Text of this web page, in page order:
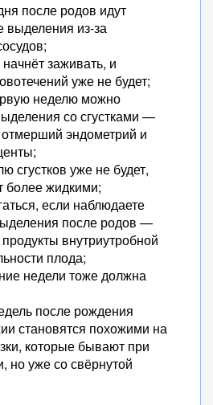
после родов идут
выделения из-за
заживать, и
уже не будет;
неделю можно
со сгустками —
эндометрий и
сгустков уже не будет,
более жидкими;
если наблюдаете
после родов —
внутриутробной
плода;
недели тоже должна
после рождения
становятся похожими на
которые бывают при
но уже со свёрнутой